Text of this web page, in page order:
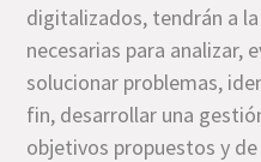
digitalizados, tendrán a
necesarias para analizar,
solucionar problemas,
fin, desarrollar una
objetivos propuestos y